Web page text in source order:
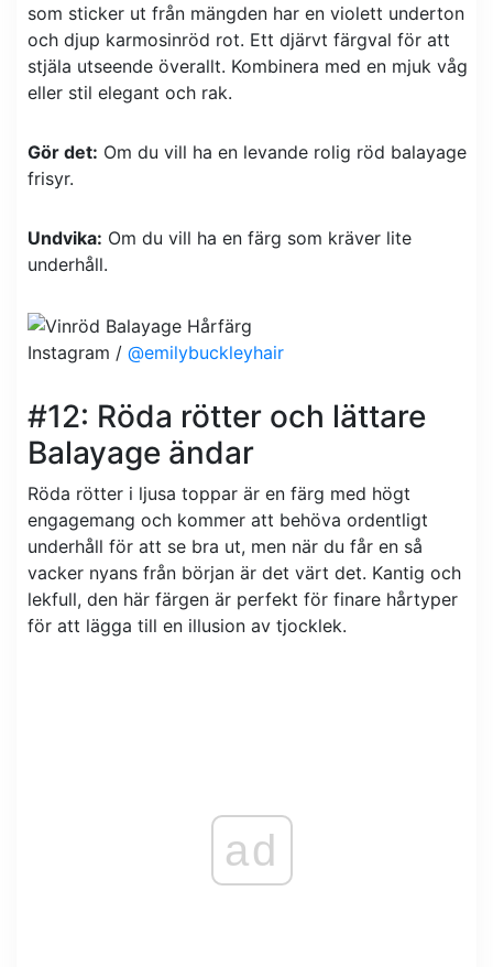
som sticker ut från mängden har en violett underton
och djup karmosinröd rot. Ett djärvt färgval för att
stjäla utseende överallt. Kombinera med en mjuk våg
eller stil elegant och rak.
Gör det: Om du vill ha en levande rolig röd balayage
frisyr.
Undvika: Om du vill ha en färg som kräver lite
underhåll.
Instagram / @emilybuckleyhair
#12: Röda rötter och lättare
Balayage ändar
Röda rötter i ljusa toppar är en färg med högt
engagemang och kommer att behöva ordentligt
underhåll för att se bra ut, men när du får en så
vacker nyans från början är det värt det. Kantig och
lekfull, den här färgen är perfekt för finare hårtyper
för att lägga till en illusion av tjocklek.
ad